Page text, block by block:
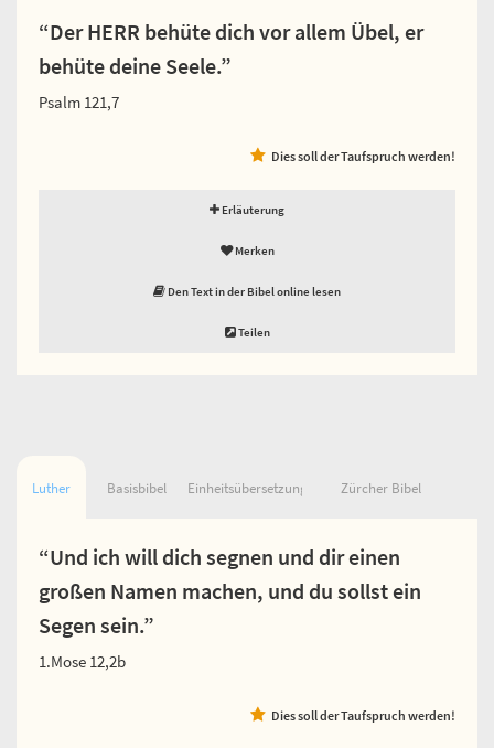
“Der HERR behüte dich vor allem Übel, er
behüte deine Seele.”
Psalm 121,7
Dies soll der Taufspruch werden!
Erläuterung
Merken
Den Text in der Bibel online lesen
Teilen
Luther Basisbibel Einheitsübersetzung Zürcher Bibel
“Und ich will dich segnen und dir einen
großen Namen machen, und du sollst ein
Segen sein.”
1.Mose 12,2b
Dies soll der Taufspruch werden!